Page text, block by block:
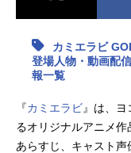
最新記事一覧
アニメ映画一覧
カミエラビ
登場人物・動画配
報一覧
『カミエラビ』は、ヨ
るオリジナルアニメ
あらすじ、キャスト声